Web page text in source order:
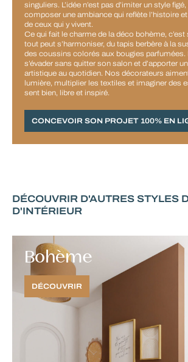
singuliers. L’idée n’est pas d’imiter un style
composer une ambiance qui reflète l’histoire
de ceux qui y vivent.
Ce qui fait le charme de la déco bohème, c’est
tout peut s’harmoniser, du tapis berbère à la
des coussins colorés aux bougies parfumées.
s’évader sans quitter son salon et d’apporter
artistique au quotidien. Nos décorateurs
lumière, multiplier les textiles et imaginer des
sent bien, libre et inspiré.
CONCEVOIR SON PROJET 100% EN
DÉCOUVRIR D'AUTRES STYLES
D'INTÉRIEUR
Contemporain
DÉCOUVRIR